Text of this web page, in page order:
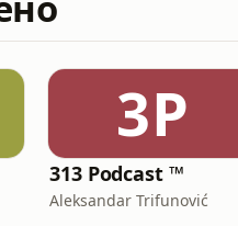
3P
313 Podcast ™
Aleksandar Trifunović